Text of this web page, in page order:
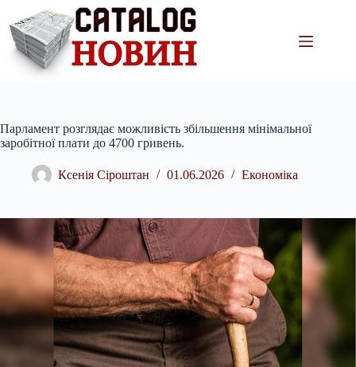
вмісту
Парламент розглядає можливість збільшення мінімальної
заробітної плати до 4700 гривень.
Ксенія Сіроштан 01.06.2026 Економіка